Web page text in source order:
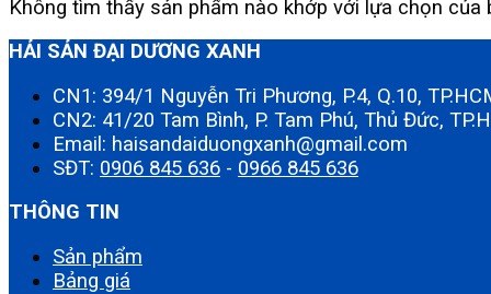
Không tìm thấy sản phẩm nào khớp với lựa chọn của
HẢI SẢN ĐẠI DƯƠNG XANH
CN1: 394/1 Nguyễn Tri Phương, P.4, Q.10,
CN2: 41/20 Tam Bình, P. Tam Phú, Thủ Đức,
Email: haisandaiduongxanh@gmail.com
SĐT: 0906 845 636 - 0966 845 636
THÔNG TIN
Sản phẩm
Bảng giá